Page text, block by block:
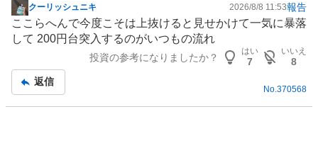
掲
示
板
クーリッシュニキ 2026/8/8 11:53報告
ここらへんで今度こそは上抜けると見せかけて一気に暴落
して 200円台突入するのがいつもの流れ
投資の参考になりましたか？
はい
7
いいえ
8
返信
No. 370568